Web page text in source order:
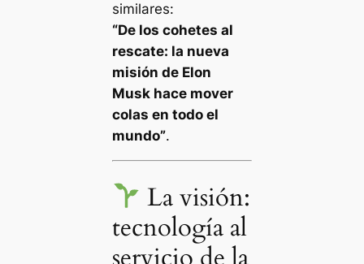
similares:
“De los cohetes al
rescate: la nueva
misión de Elon
Musk hace mover
colas en todo el
mundo”.
La visión:
tecnología al
servicio de la